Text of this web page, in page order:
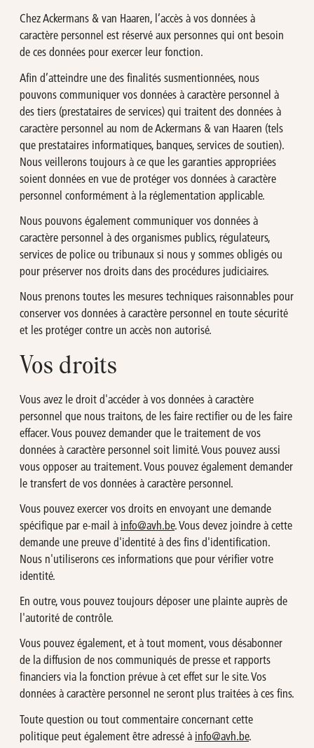
Chez Ackermans & van Haaren, l’accès à vos données à
caractère personnel est réservé aux personnes qui ont besoin
de ces données pour exercer leur fonction.
Afin d’atteindre une des finalités susmentionnées, nous
pouvons communiquer vos données à caractère personnel à
des tiers (prestataires de services) qui traitent des données à
caractère personnel au nom de Ackermans & van Haaren (tels
que prestataires informatiques, banques, services de soutien).
Nous veillerons toujours à ce que les garanties appropriées
soient données en vue de protéger vos données à caractère
personnel conformément à la réglementation applicable.
Nous pouvons également communiquer vos données à
caractère personnel à des organismes publics, régulateurs,
services de police ou tribunaux si nous y sommes obligés ou
pour préserver nos droits dans des procédures judiciaires.
Nous prenons toutes les mesures techniques raisonnables pour
conserver vos données à caractère personnel en toute sécurité
et les protéger contre un accès non autorisé.
Vos droits
Vous avez le droit d'accéder à vos données à caractère
personnel que nous traitons, de les faire rectifier ou de les faire
effacer. Vous pouvez demander que le traitement de vos
données à caractère personnel soit limité. Vous pouvez aussi
vous opposer au traitement. Vous pouvez également demander
le transfert de vos données à caractère personnel.
Vous pouvez exercer vos droits en envoyant une demande
spécifique par e-mail à info@avh.be. Vous devez joindre à cette
demande une preuve d'identité à des fins d'identification.
Nous n'utiliserons ces informations que pour vérifier votre
identité.
En outre, vous pouvez toujours déposer une plainte auprès de
l'autorité de contrôle.
Vous pouvez également, et à tout moment, vous désabonner
de la diffusion de nos communiqués de presse et rapports
financiers via la fonction prévue à cet effet sur le site. Vos
données à caractère personnel ne seront plus traitées à ces fins.
Toute question ou tout commentaire concernant cette
politique peut également être adressé à info@avh.be.